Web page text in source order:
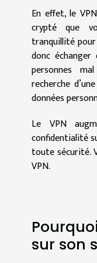
En effet, le
crypté que
tranquillité
donc échanger
personnes
recherche
données
Le VPN
confidentialité
toute sécurité.
VPN.
sur son